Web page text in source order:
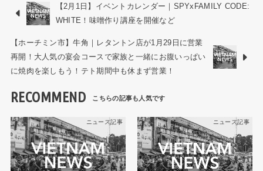
【2月1日】イベントカレンダー｜SPYxFAMILY CODE:
WHITE！味噌作り講座を開催など
【ホーチミン市】牛角｜レタントン店が1月29日に営業
再開！大人気の宴会コースで家族と一緒にお腹いっぱい
に焼肉を楽しもう！テト期間中も休まず営業！
RECOMMEND
ニュース記事 ニュース記事